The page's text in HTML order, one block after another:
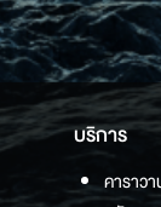
บริการ
คาราว